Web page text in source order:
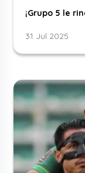
¡Grupo 5 le
31 Jul 2025